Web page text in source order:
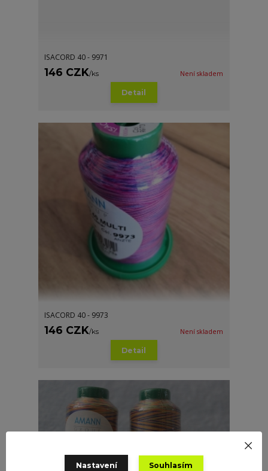
ISACORD 40 - 9971
146 CZK/ks Není skladem
Detail
ISACORD 40 - 9973
146 CZK/ks Není skladem
Detail
Nastavení Souhlasím